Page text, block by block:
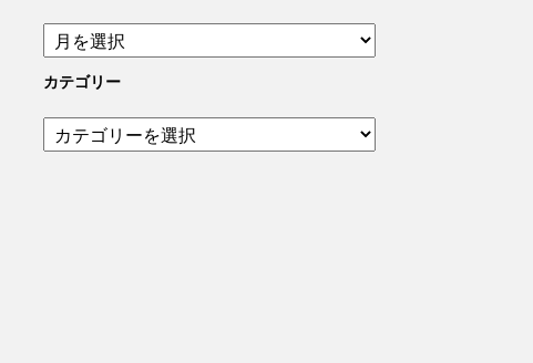
ア
ー
カ
カテゴリー
テ